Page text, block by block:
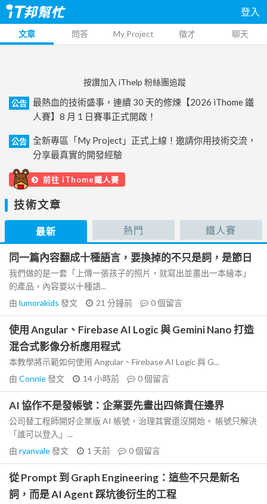
登入
文章 問答 My Project 徵才 聊天
按讚加入 iThelp 粉絲團追蹤
公告
最熱血的技術盛事，連續 30 天的修煉【2026 iThome 鐵
人賽】8 月 1 日賽事正式開啟！
公告
全新專區「My Project」正式上線！邀請你用技術交流，
分享最真實的開發經驗
前往 iThome鐵人賽
技術文章
最新 熱門 鐵人賽
同一篇內容翻成十種語言，要換掉的不只是詞，是節日
我們做的是一套「上傳一張孩子的照片，就寫出並畫出一本繪本」
的產品，內容要以十種語...
由 lumorakids 發文 21 分鐘前 0個留言
使用 Angular、Firebase AI Logic 與 Gemini Nano 打造
混合式影像分析應用程式
本教學將示範如何使用 Angular、Firebase AI Logic 與 G...
由 Connie發文 14 小時前 0個留言
AI 協作不是發帳號：企業要先畫出四條責任邊界
公司替工程師開好企業版 AI 帳號，治理其實還沒開始。 帳號只解決
「誰可以登入」...
由 ryanvale發文 1 天前 0個留言
從 Prompt 到 Graph Engineering：這些不只是新名
詞，而是 AI Agent 踩坑後衍生的工程